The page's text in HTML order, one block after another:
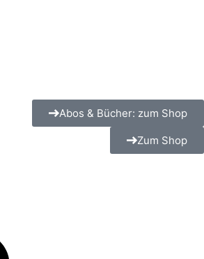
Abos & Bücher: zum Shop
Zum Shop